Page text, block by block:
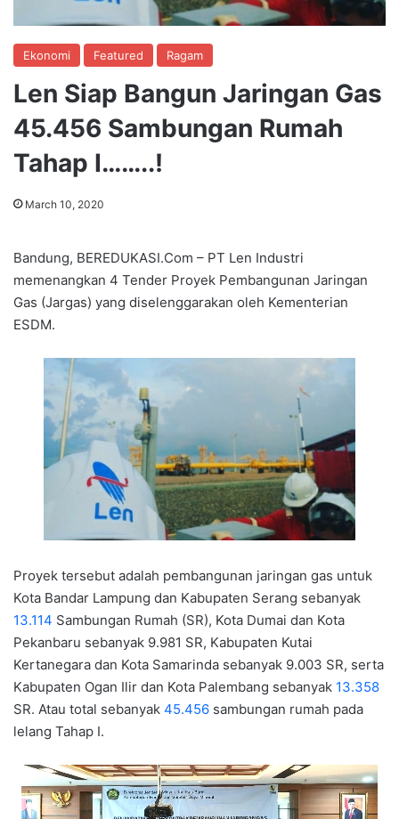
Ekonomi Featured Ragam
Len Siap Bangun Jaringan Gas
45.456 Sambungan Rumah
Tahap I……..!
March 10, 2020
Bandung, BEREDUKASI.Com – PT Len Industri
memenangkan 4 Tender Proyek Pembangunan Jaringan
Gas (Jargas) yang diselenggarakan oleh Kementerian
ESDM.
Proyek tersebut adalah pembangunan jaringan gas untuk
Kota Bandar Lampung dan Kabupaten Serang sebanyak
13.114 Sambungan Rumah (SR), Kota Dumai dan Kota
Pekanbaru sebanyak 9.981 SR, Kabupaten Kutai
Kertanegara dan Kota Samarinda sebanyak 9.003 SR, serta
Kabupaten Ogan Ilir dan Kota Palembang sebanyak 13.358
SR. Atau total sebanyak 45.456 sambungan rumah pada
lelang Tahap I.